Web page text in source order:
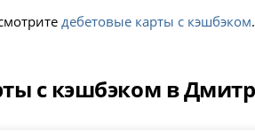
дебетовые карты с кэшбэком.
с кэшбэком в